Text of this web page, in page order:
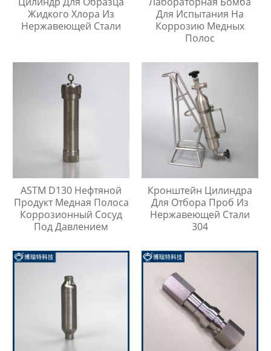
Жидкого Хлора Из
Нержавеющей Стали
Для Испытания На
Коррозию Медных
Полос
ASTM D130 Нефтяной
Продукт Медная Полоса
Коррозионный Сосуд
Под Давлением
Кронштейн Цилиндра
Для Отбора Проб Из
Нержавеющей Стали
304